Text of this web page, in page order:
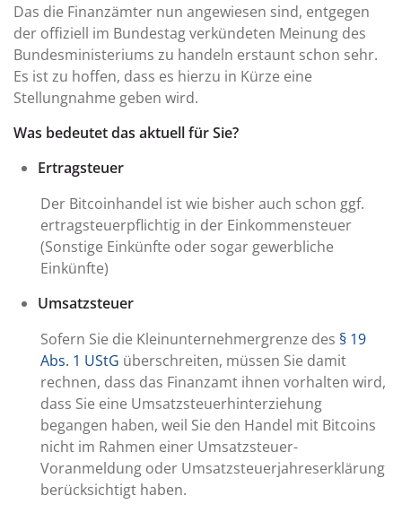
Das die Finanzämter nun angewiesen sind, entgegen
der offiziell im Bundestag verkündeten Meinung des
Bundesministeriums zu handeln erstaunt schon sehr.
Es ist zu hoffen, dass es hierzu in Kürze eine
Stellungnahme geben wird.
Was bedeutet das aktuell für Sie?
Ertragsteuer
Der Bitcoinhandel ist wie bisher auch schon ggf.
ertragsteuerpflichtig in der Einkommensteuer
(Sonstige Einkünfte oder sogar gewerbliche
Einkünfte)
Umsatzsteuer
Sofern Sie die Kleinunternehmergrenze des § 19
Abs. 1 UStG überschreiten, müssen Sie damit
rechnen, dass das Finanzamt ihnen vorhalten wird,
dass Sie eine Umsatzsteuerhinterziehung
begangen haben, weil Sie den Handel mit Bitcoins
nicht im Rahmen einer Umsatzsteuer-
Voranmeldung oder Umsatzsteuerjahreserklärung
berücksichtigt haben.